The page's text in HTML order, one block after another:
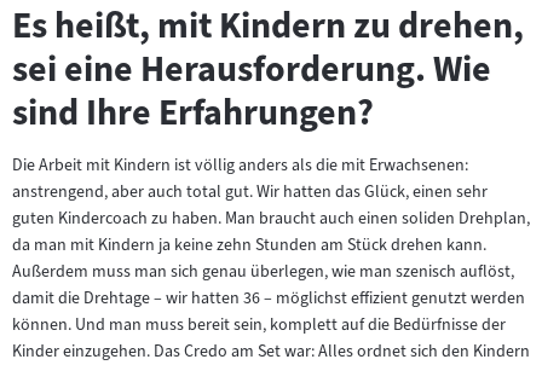
Es heißt, mit Kindern zu drehen,
sei eine Herausforderung. Wie
sind Ihre Erfahrungen?
Die Arbeit mit Kindern ist völlig anders als die mit Erwachsenen:
anstrengend, aber auch total gut. Wir hatten das Glück, einen sehr
guten Kindercoach zu haben. Man braucht auch einen soliden Drehplan,
da man mit Kindern ja keine zehn Stunden am Stück drehen kann.
Außerdem muss man sich genau überlegen, wie man szenisch auflöst,
damit die Drehtage – wir hatten 36 – möglichst effizient genutzt werden
können. Und man muss bereit sein, komplett auf die Bedürfnisse der
Kinder einzugehen. Das Credo am Set war: Alles ordnet sich den Kindern